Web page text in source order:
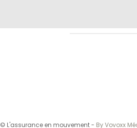
© L'assurance en mouvement - By Vovoxx